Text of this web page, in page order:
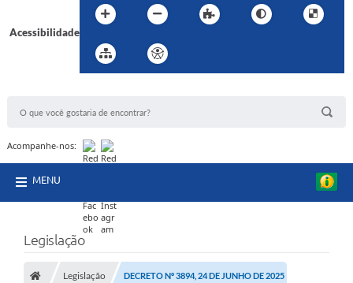
Acessibilidade
Acompanhe-nos:
MENU
Legislação
Legislação DECRETO Nº 3894, 24 DE JUNHO DE 2025